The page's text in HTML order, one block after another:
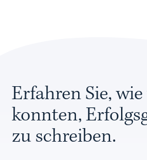
Erfahren Sie,
konnten,
zu schreiben.